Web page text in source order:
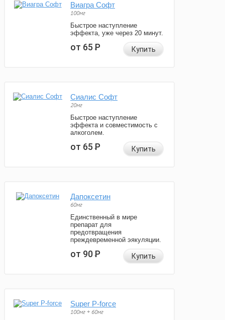
Виагра Софт
100мг
Быстрое наступление
эффекта, уже через 20 минут.
от 65Р Купить
Сиалис Софт
20мг
Быстрое наступление
эффекта и совместимость с
алкоголем.
от 65Р Купить
Дапоксетин
60мг
Единственный в мире
препарат для
предотвращения
преждевременной эякуляции.
от 90Р Купить
Super P-force
100мг + 60мг